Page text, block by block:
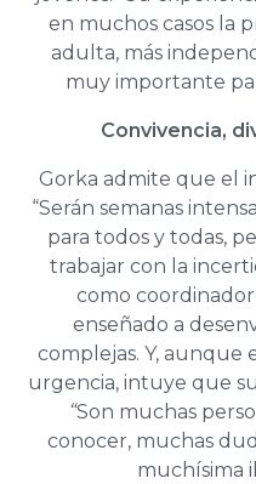
en muchos casos la
adulta, más
muy importante
Convivencia,
Gorka admite que el
“Serán semanas
para todos y todas,
trabajar con la
como
enseñado a
complejas. Y, aunque
urgencia, intuye que
“Son muchas
conocer, muchas
muchísima